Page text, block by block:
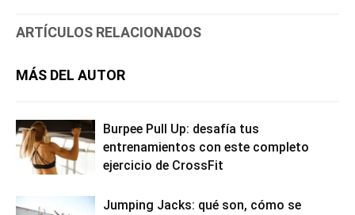
ARTÍCULOS RELACIONADOS
MÁS DEL AUTOR
Burpee Pull Up: desafía tus
entrenamientos con este completo
ejercicio de CrossFit
Jumping Jacks: qué son, cómo se